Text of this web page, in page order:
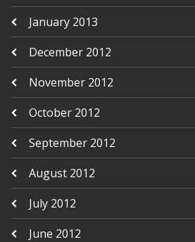
January 2013
December 2012
November 2012
October 2012
September 2012
August 2012
July 2012
June 2012